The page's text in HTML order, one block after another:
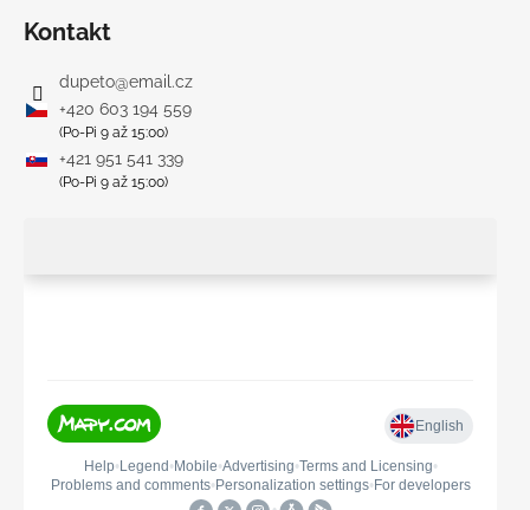
Kontakt
dupeto@email.cz
+420 603 194 559
(Po-Pi 9 až 15:00)
+421 951 541 339
(Po-Pi 9 až 15:00)